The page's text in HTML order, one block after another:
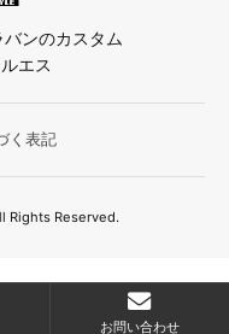
ンのカスタム
エス
く表記
Rights Reserved.
お問い合わせ